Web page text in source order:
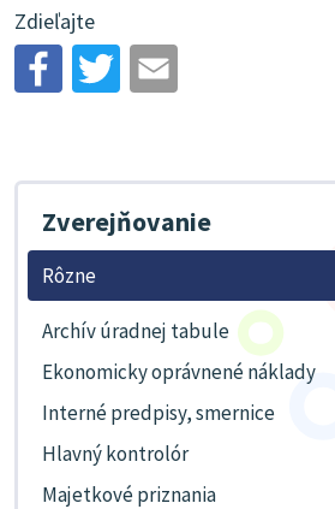
Zdieľajte
Zverejňovanie
Rôzne
Archív úradnej tabule
Ekonomicky oprávnené náklady
Interné predpisy, smernice
Hlavný kontrolór
Majetkové priznania